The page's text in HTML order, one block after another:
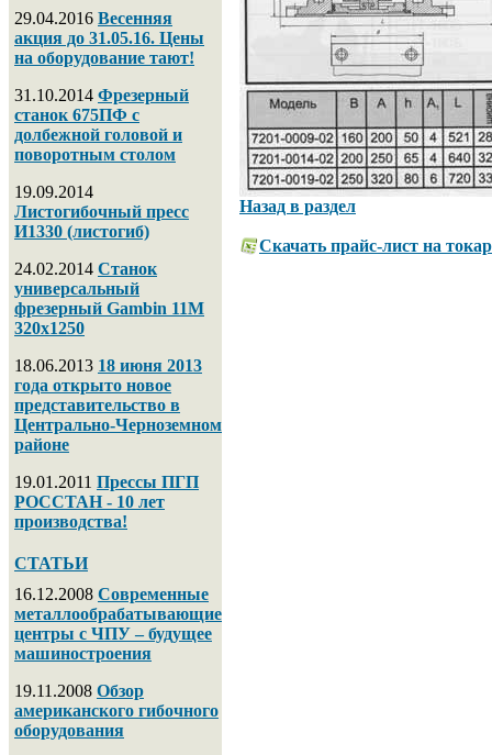
29.04.2016 Весенняя
акция до 31.05.16. Цены
на оборудование тают!
31.10.2014 Фрезерный
станок 675ПФ с
долбежной головой и
поворотным столом
19.09.2014
Листогибочный пресс
И1330 (листогиб)
24.02.2014 Станок
универсальный
фрезерный Gambin 11M
320х1250
18.06.2013 18 июня 2013
года открыто новое
представительство в
Центрально-Черноземном
районе
19.01.2011 Прессы ПГП
РОССТАН - 10 лет
производства!
СТАТЬИ
16.12.2008 Современные
металлообрабатывающие
центры с ЧПУ – будущее
машиностроения
19.11.2008 Обзор
американского гибочного
оборудования
Назад в раздел
Скачать прайс-лист на